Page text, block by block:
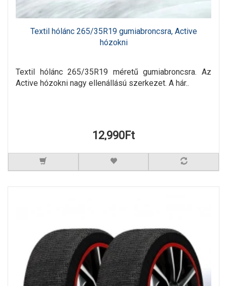
Textil hólánc 265/35R19 gumiabroncsra, Active
hózokni
Textil hólánc 265/35R19 méretű gumiabroncsra. Az
Active hózokni nagy ellenállású szerkezet. A hár..
12,990Ft